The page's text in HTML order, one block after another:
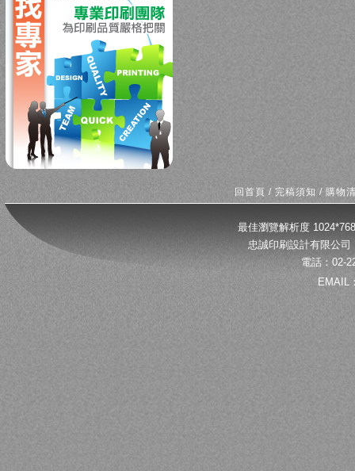
回首頁 /完稿須知 /購物
最佳瀏覽解析度
忠誠印刷設計有限公
電話：02-
EMAIL